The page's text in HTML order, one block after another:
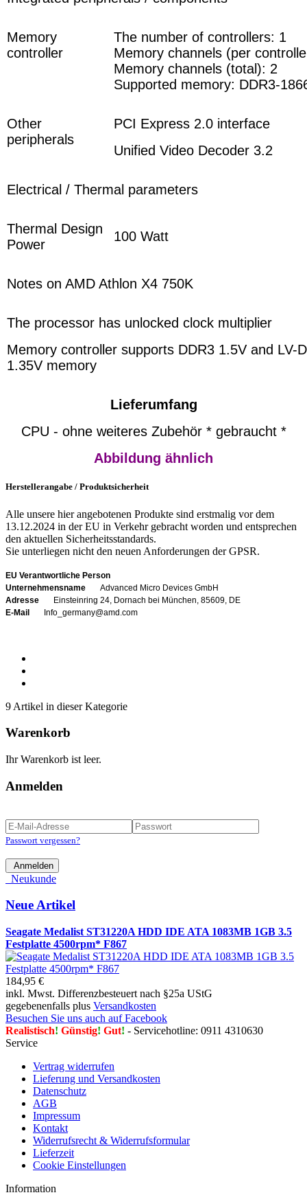
Memory
controller
The number of controllers: 1
Memory channels (per
Memory channels (total): 2
Supported memory: DDR3-
Other
peripherals
PCI Express 2.0 interface
Unified Video Decoder 3.2
Electrical / Thermal parameters
Thermal Design
Power
100 Watt
Notes on AMD Athlon X4 750K
The processor has unlocked clock multiplier
Memory controller supports DDR3 1.5V and LV-
1.35V memory
Lieferumfang
CPU - ohne weiteres Zubehör * gebraucht *
Abbildung ähnlich
Herstellerangabe / Produktsicherheit
Alle unsere hier angebotenen Produkte sind erstmalig vor dem
13.12.2024 in der EU in Verkehr gebracht worden und entsprechen
den aktuellen Sicherheitsstandards.
Sie unterliegen nicht den neuen Anforderungen der GPSR.
EU Verantwortliche Person
Unternehmensname Advanced Micro Devices GmbH
Adresse Einsteinring 24, Dornach bei München, 85609, DE
E-Mail Info_germany@amd.com
9 Artikel in dieser Kategorie
Warenkorb
Ihr Warenkorb ist leer.
Anmelden
Passwort vergessen?
Anmelden
Neukunde
Neue Artikel
Seagate Medalist ST31220A HDD IDE ATA 1083MB 1GB 3.5
Festplatte 4500rpm* F867
184,95 €
inkl. Mwst. Differenzbesteuert nach §25a UStG
gegebenenfalls plus Versandkosten
Besuchen Sie uns auch auf Facebook
Realistisch! Günstig! Gut! - Servicehotline: 0911 4310630
Service
Vertrag widerrufen
Lieferung und Versandkosten
Datenschutz
AGB
Impressum
Kontakt
Widerrufsrecht & Widerrufsformular
Lieferzeit
Cookie Einstellungen
Information